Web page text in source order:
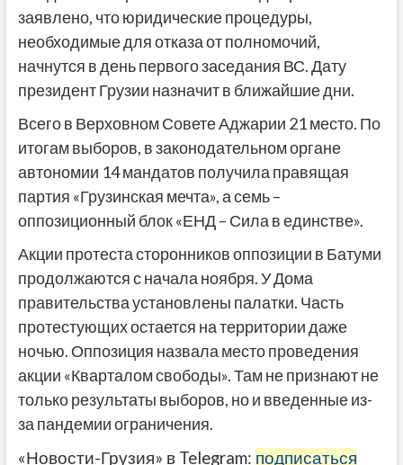
заявлено, что юридические процедуры,
необходимые для отказа от полномочий,
начнутся в день первого заседания ВС. Дату
президент Грузии назначит в ближайшие дни.
Всего в Верховном Совете Аджарии 21 место. По
итогам выборов, в законодательном органе
автономии 14 мандатов получила правящая
партия «Грузинская мечта», а семь –
оппозиционный блок «ЕНД – Сила в единстве».
Акции протеста сторонников оппозиции в Батуми
продолжаются с начала ноября. У Дома
правительства установлены палатки. Часть
протестующих остается на территории даже
ночью. Оппозиция назвала место проведения
акции «Кварталом свободы». Там не признают не
только результаты выборов, но и введенные из-
за пандемии ограничения.
«Новости-Грузия» в Telegram: подписаться